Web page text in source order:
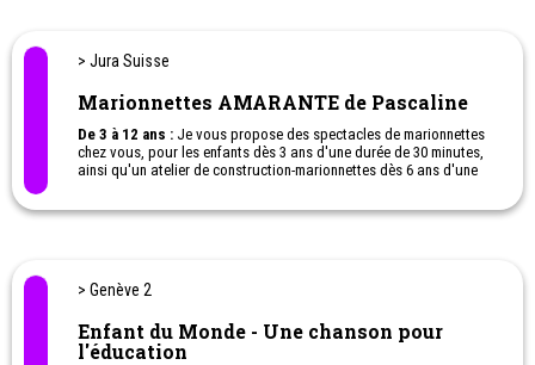
> Jura Suisse
Marionnettes AMARANTE de Pascaline
De 3 à 12 ans : Je vous propose des spectacles de marionnettes
chez vous, pour les enfants dès 3 ans d'une durée de 30 minutes,
ainsi qu'un atelier de construction-marionnettes dès 6 ans d'une
> Genève 2
Enfant du Monde - Une chanson pour
l'éducation